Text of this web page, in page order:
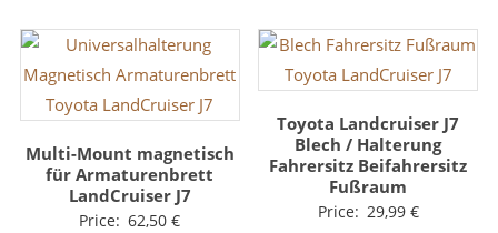
Multi-Mount magnetisch
für Armaturenbrett
LandCruiser J7
Price: 62,50€
Toyota Landcruiser J7
Blech / Halterung
Fahrersitz Beifahrersitz
Fußraum
Price: 29,99 €